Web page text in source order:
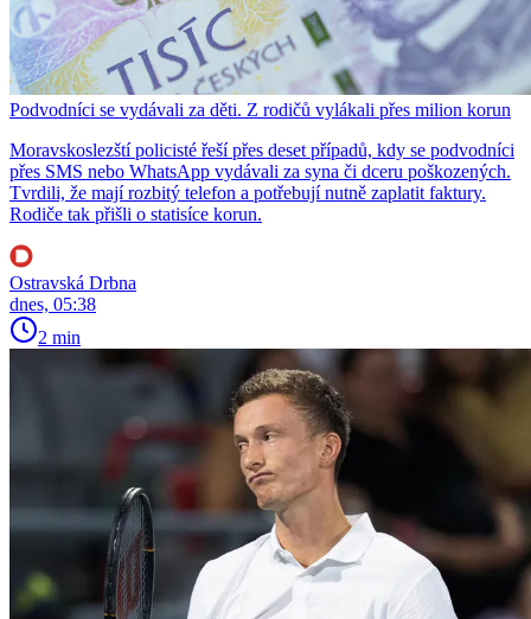
Podvodníci se vydávali za děti. Z rodičů vylákali přes milion korun
Moravskoslezští policisté řeší přes deset případů, kdy se podvodníci
přes SMS nebo WhatsApp vydávali za syna či dceru poškozených.
Tvrdili, že mají rozbitý telefon a potřebují nutně zaplatit faktury.
Rodiče tak přišli o statisíce korun.
Ostravská Drbna
dnes, 05:38
2 min